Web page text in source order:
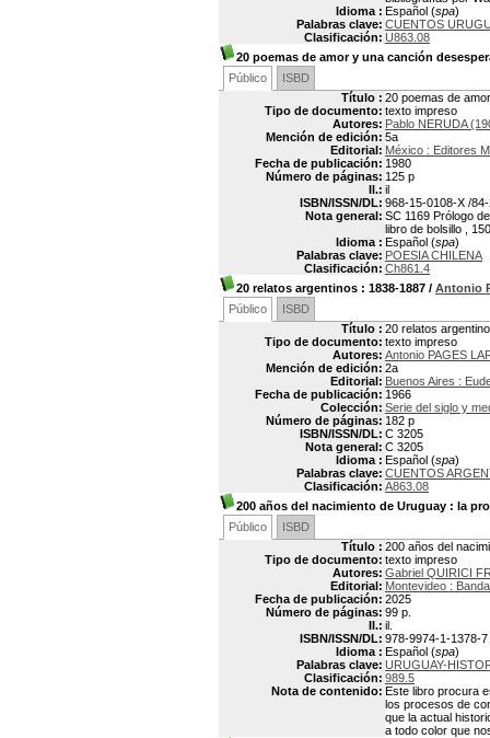
Idioma : Español (spa)
Palabras clave: CUENTOS
Clasificación: U863.08
20 poemas de amor y una canción
Público
ISBD
Título : 20 poemas de
Tipo de documento: texto impreso
Autores: Pablo NERUDA
Mención de edición: 5a
Editorial: México : Editores
Fecha de publicación: 1980
Número de páginas: 125 p
Il.: il
ISBN/ISSN/DL: 968-15-0108-X /
Nota general: SC 1169 Prólogo
libro de bolsillo ,
Idioma : Español (spa)
Palabras clave: POESIA CHILENA
Clasificación: Ch861.4
20 relatos argentinos : 1838-1887 / Antonio
Público
ISBD
Título : 20 relatos
Tipo de documento: texto impreso
Autores: Antonio PAGES
Mención de edición: 2a
Editorial: Buenos Aires :
Fecha de publicación: 1966
Colección: Serie del siglo y
Número de páginas: 182 p
ISBN/ISSN/DL: C 3205
Nota general: C 3205
Idioma : Español (spa)
Palabras clave: CUENTOS
Clasificación: A863.08
200 años del nacimiento de Uruguay : la
Público
ISBD
Título : 200 años del
Tipo de documento: texto impreso
Autores: Gabriel QUIRICI
Editorial: Montevideo :
Fecha de publicación: 2025
Número de páginas: 99 p.
Il.: il.
ISBN/ISSN/DL: 978-9974-1-1378-7
Idioma : Español (spa)
Palabras clave: URUGUAY-
Clasificación: 989.5
Nota de contenido: Este libro procura
los procesos de
que la actual
a todo color que